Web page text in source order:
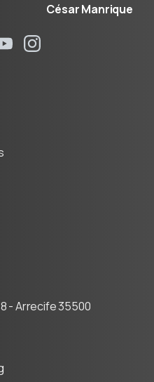
César Manrique
- Arrecife 35500